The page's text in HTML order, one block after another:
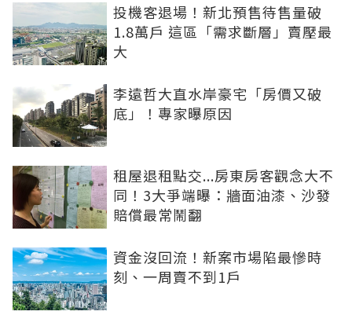
投機客退場！新北預售待售量破
1.8萬戶 這區「需求斷層」賣壓最
大
李遠哲大直水岸豪宅「房價又破
底」！專家曝原因
租屋退租點交...房東房客觀念大不
同！3大爭端曝：牆面油漆、沙發
賠償最常鬧翻
資金沒回流！新案市場陷最慘時
刻、一周賣不到1戶